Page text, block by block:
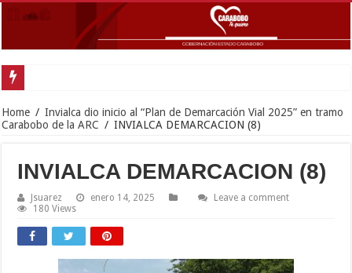
Home / Invialca dio inicio al “Plan de Demarcación Vial 2025” en tramo
Carabobo de la ARC / INVIALCA DEMARCACION (8)
INVIALCA DEMARCACION (8)
Jsuarez enero 14, 2025
Leave a comment
180 Views